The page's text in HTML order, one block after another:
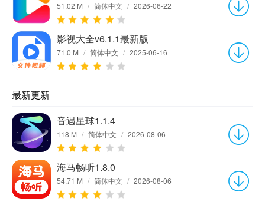
51.02 M / 简体中文 / 2026-06-22
影视大全v6.1.1最新版
71.0 M / 简体中文 / 2025-06-16
最新更新
音遇星球1.1.4
118 M / 简体中文 / 2026-08-06
海马畅听1.8.0
54.71 M / 简体中文 / 2026-08-06